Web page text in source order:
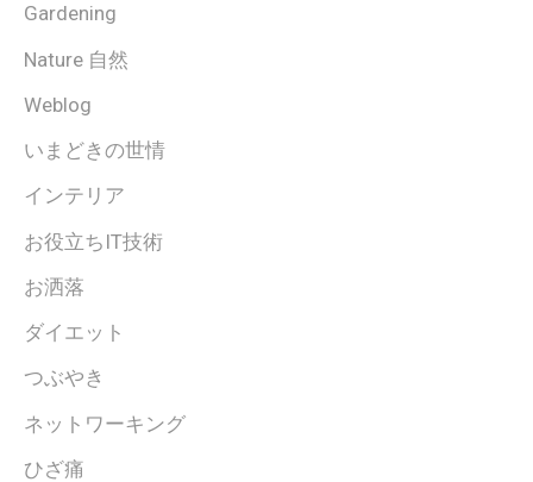
Gardening
Nature 自然
Weblog
いまどきの世情
インテリア
お役立ちIT技術
お洒落
ダイエット
つぶやき
ネットワーキング
ひざ痛